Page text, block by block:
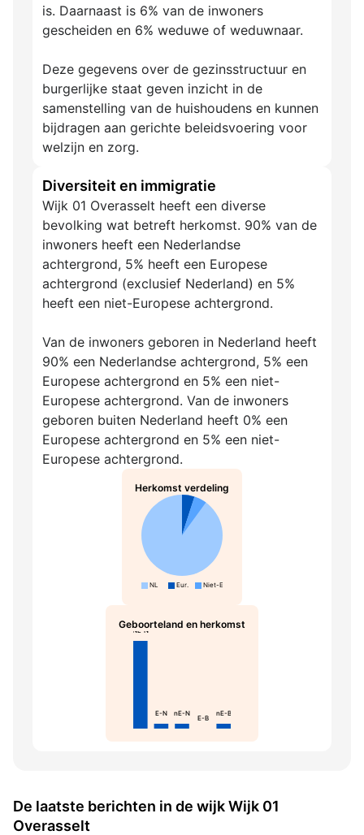
is. Daarnaast is 6% van de inwoners
gescheiden en 6% weduwe of weduwnaar.
Deze gegevens over de gezinsstructuur en
burgerlijke staat geven inzicht in de
samenstelling van de huishoudens en kunnen
bijdragen aan gerichte beleidsvoering voor
welzijn en zorg.
Diversiteit en immigratie
Wijk 01 Overasselt heeft een diverse
bevolking wat betreft herkomst. 90% van de
inwoners heeft een Nederlandse
achtergrond, 5% heeft een Europese
achtergrond (exclusief Nederland) en 5%
heeft een niet-Europese achtergrond.
Van de inwoners geboren in Nederland heeft
90% een Nederlandse achtergrond, 5% een
Europese achtergrond en 5% een niet-
Europese achtergrond. Van de inwoners
geboren buiten Nederland heeft 0% een
Europese achtergrond en 5% een niet-
Europese achtergrond.
Herkomst verdeling
NL Eur. Niet-Eur.
Geboorteland en herkomst
NL-N
E-N nE-N
E-B
nE-B
De laatste berichten in de wijk Wijk 01
Overasselt